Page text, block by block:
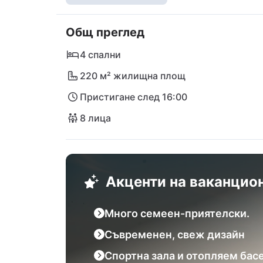
историческия град Задар или се
Мору, парка "Телашича" или
вашата врата към чудесата на северен
Общ преглед
4 спални
220 м² жилищна площ
Пристигане след 16:00
8 лица
Акценти на
Много семеен-приятелски.
Съвременен, свеж дизайн
Спортна зала и отопляем